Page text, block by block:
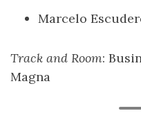
Marcelo
Track and Room:
Magna